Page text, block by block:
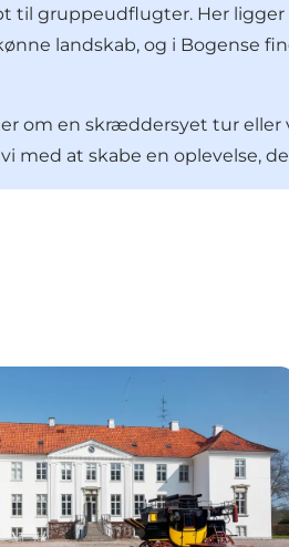
til gruppeudflugter. Her
landskab, og i Bogense
om en skræddersyet tur eller
med at skabe en oplevelse,
Kærsgaard Transportmuseum